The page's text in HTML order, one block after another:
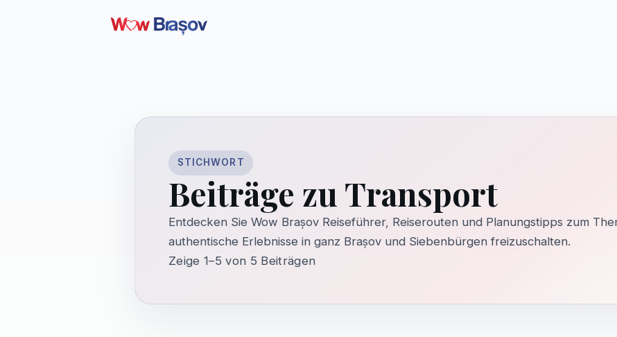
STICHWORT
Beiträge zu Transport
Entdecken Sie Wow Brașov Reiseführer, Reiserouten und Planungstipps zum
authentische Erlebnisse in ganz Brașov und Siebenbürgen freizuschalten.
Zeige 1–5 von 5 Beiträgen